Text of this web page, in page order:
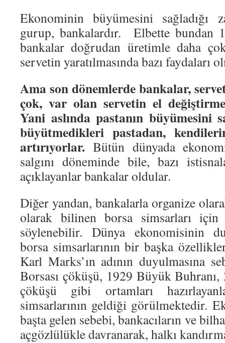
Ekonominin büyümesini sağladığı
gurup, bankalardır. Elbette bundan
bankalar doğrudan üretimle daha
servetin yaratılmasında bazı faydaları
Ama son dönemlerde bankalar,
çok, var olan servetin el
Yani aslında pastanın büyümesini
büyütmedikleri pastadan,
artırıyorlar. Bütün dünyada
salgını döneminde bile, bazı
açıklayanlar bankalar oldular.
Diğer yandan, bankalarla organize
olarak bilinen borsa simsarları için
söylenebilir. Dünya ekonomisinin
borsa simsarlarının bir başka
Karl Marks’ın adının duyulmasına
Borsası çöküşü, 1929 Büyük
çöküşü gibi ortamları
simsarlarının geldiği görülmektedir.
başta gelen sebebi, bankacıların ve
açgözlülükle davranarak, halkı